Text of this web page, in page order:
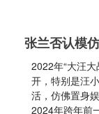
张兰否认模
2022年“大汪
开，特别是汪
活，仿佛置身
2024年跨年前